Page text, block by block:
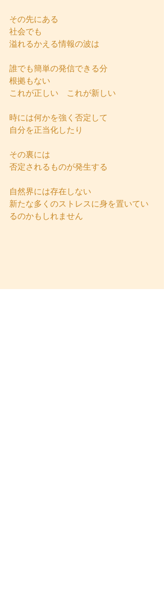
その先にある
社会でも
溢れるかえる情報の波は
誰でも簡単の発信できる分
根拠もない
これが正しい　これが新しい
時には何かを強く否定して
自分を正当化したり
その裏には
否定されるものが発生する
自然界には存在しない
新たな多くのストレスに身を置いてい
るのかもしれません